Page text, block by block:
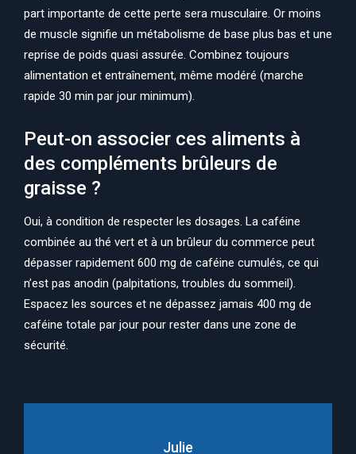
part importante de cette perte sera musculaire. Or moins
de muscle signifie un métabolisme de base plus bas et une
reprise de poids quasi assurée. Combinez toujours
alimentation et entraînement, même modéré (marche
rapide 30 min par jour minimum).
Peut-on associer ces aliments à
des compléments brûleurs de
graisse ?
Oui, à condition de respecter les dosages. La caféine
combinée au thé vert et à un brûleur du commerce peut
dépasser rapidement 600 mg de caféine cumulés, ce qui
n’est pas anodin (palpitations, troubles du sommeil).
Espacez les sources et ne dépassez jamais 400 mg de
caféine totale par jour pour rester dans une zone de
sécurité.
Julie